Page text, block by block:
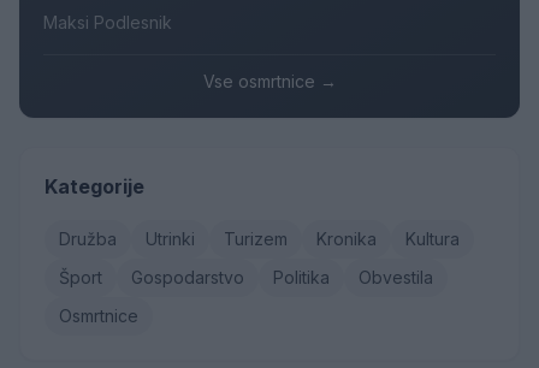
Maksi Podlesnik
Vse osmrtnice →
Kategorije
Družba Utrinki Turizem Kronika
Kultura
Šport
Gospodarstvo Politika
Obvestila
Osmrtnice